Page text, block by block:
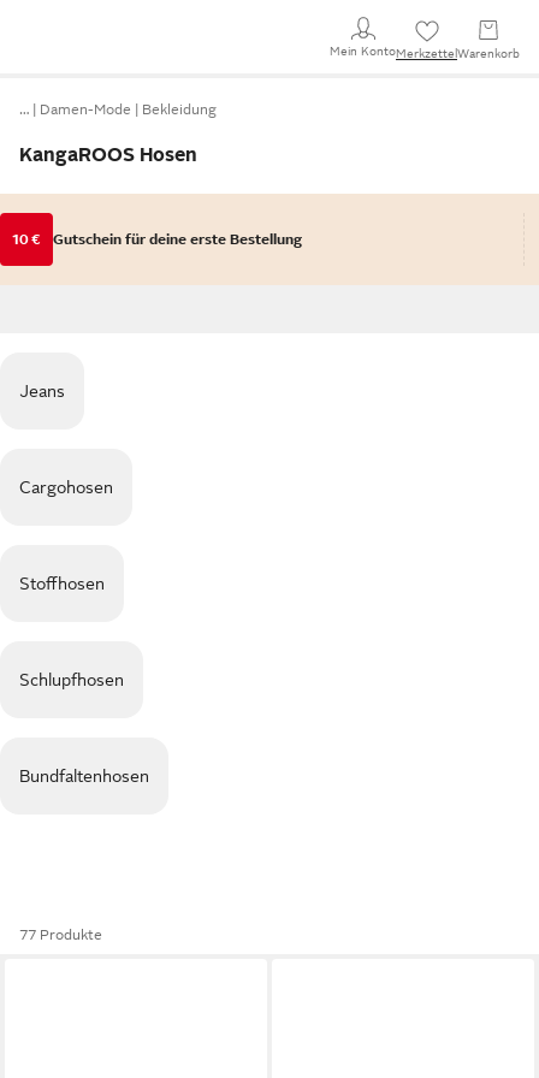
Mein KontoMerkzettel Warenkorb
… Damen-Mode Bekleidung
KangaROOS Hosen
10 € Gutschein für deine erste Bestellung
Jeans
Cargohosen
Stoffhosen
Schlupfhosen
Bundfaltenhosen
77 Produkte